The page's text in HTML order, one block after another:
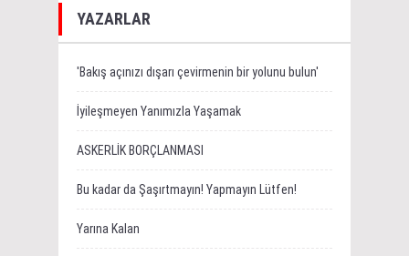
YAZARLAR
'Bakış açınızı dışarı çevirmenin bir yolunu bulun'
İyileşmeyen Yanımızla Yaşamak
ASKERLİK BORÇLANMASI
Bu kadar da Şaşırtmayın! Yapmayın Lütfen!
Yarına Kalan